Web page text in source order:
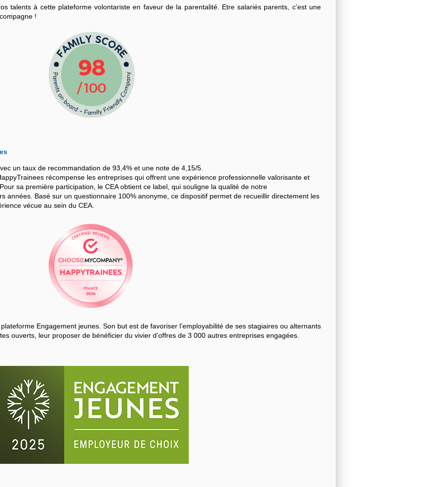
talents à cette plateforme volontariste en faveur de la parentalité. Etre salariés parents, c’est une
!
un taux de recommandation de 93,4% et une note de 4,15/5.
récompense les entreprises qui offrent une expérience professionnelle valorisante et
sa première participation, le CEA obtient ce label, qui souligne la qualité de notre
années. Basé sur un questionnaire 100% anonyme, ce dispositif permet de recueillir directement les
vécue au sein du CEA.
Engagement jeunes. Son but est de favoriser l’employabilité de ses stagiaires ou alternants
ouverts, leur proposer de bénéficier du vivier d’offres de 3 000 autres entreprises engagées.